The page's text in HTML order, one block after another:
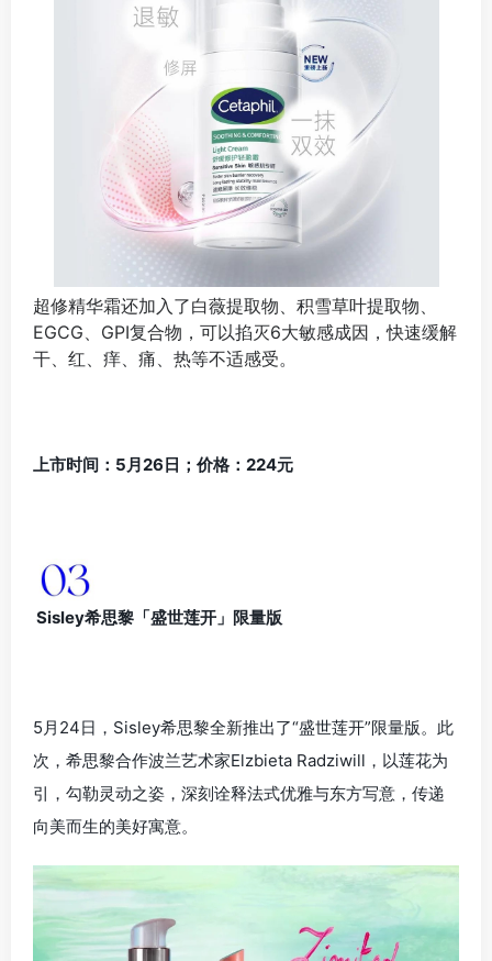
超修精华霜还加入了白薇提取物、积雪草叶提取物、
EGCG、GPI复合物，可以掐灭6大敏感成因，快速缓解
干、红、痒、痛、热等不适感受。
上市时间：5月26日；价格：224元
Sisley希思黎「盛世莲开」限量版
5月24日，Sisley希思黎全新推出了“盛世莲开”限量版。此
次，希思黎合作波兰艺术家Elzbieta Radziwill，以莲花为
引，勾勒灵动之姿，深刻诠释法式优雅与东方写意，传递
向美而生的美好寓意。